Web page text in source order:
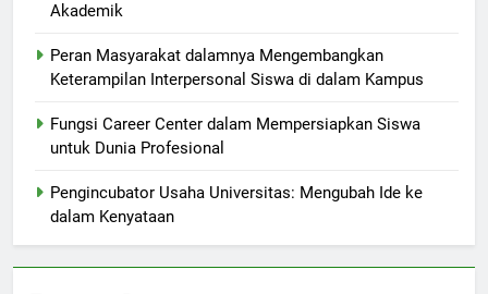
Akademik
Peran Masyarakat dalamnya Mengembangkan
Keterampilan Interpersonal Siswa di dalam Kampus
Fungsi Career Center dalam Mempersiapkan Siswa
untuk Dunia Profesional
Pengincubator Usaha Universitas: Mengubah Ide ke
dalam Kenyataan